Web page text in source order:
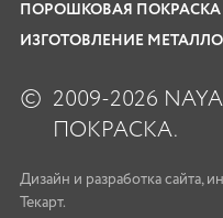
ПОРОШКОВАЯ ПОКРАСКА
ИЗГОТОВЛЕНИЕ
© 2009-2026
ПОКРАСКА.
Дизайн и разработка сайта,
Текарт.